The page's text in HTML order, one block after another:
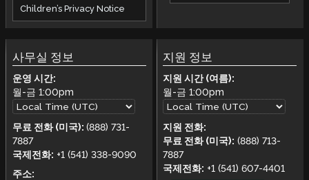
Children’s Privacy Notice
사무실 정보
운영 시간:
월-금 1:00pm
무료 전화 (미국): (888) 731-
7887
국제전화: +1 (541) 338-9090
주소:
지원 정보
지원 시간 (여름):
월-금1:00pm
지원 전화:
무료 전화 (미국): (888) 713-
7887
국제전화: +1 (541) 607-4401